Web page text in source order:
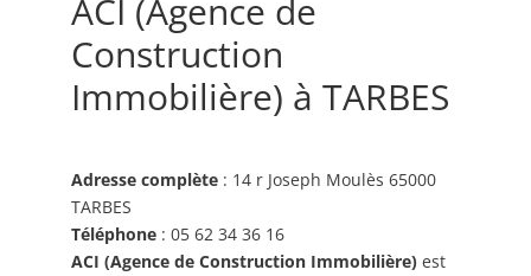
ACI (Agence de
Construction
Immobilière) à TARBES
Adresse complète: 14 r Joseph Moulès 65000
TARBES
Téléphone: 05 62 34 36 16
ACI (Agence de Construction Immobilière)est